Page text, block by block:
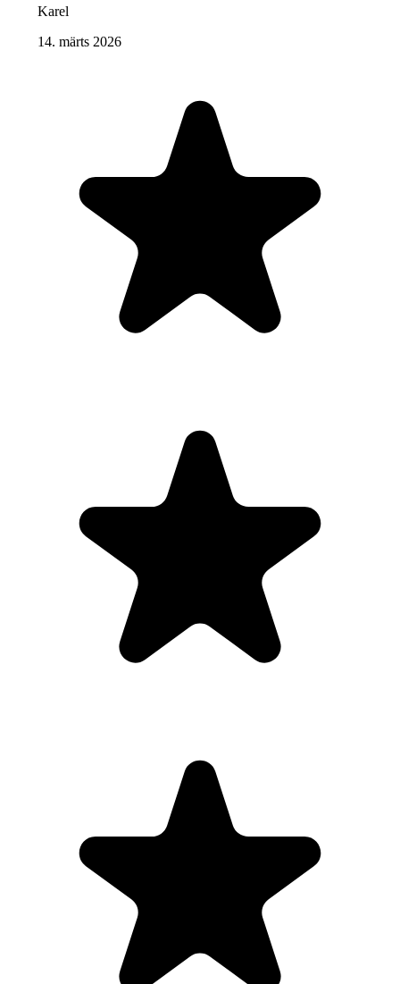
Karel
14. märts 2026